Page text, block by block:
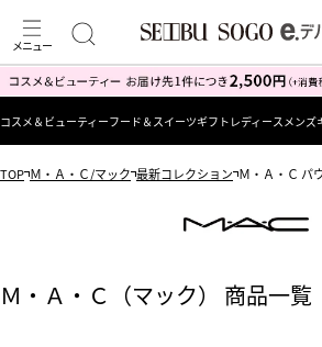
コスメ＆ビューティーフード＆スイーツギフト レディース メンズ
TOP Ｍ・Ａ・Ｃ/マック 最新コレクション Ｍ・Ａ・Ｃ パ
Ｍ・Ａ・Ｃ（マック） 商品一覧